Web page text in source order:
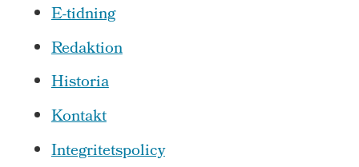
E-tidning
Redaktion
Historia
Kontakt
Integritetspolicy